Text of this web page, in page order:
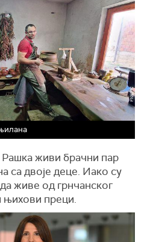
живи брачни пар
са двоје деце. Иако су
живе од грнчанског
њихови преци.